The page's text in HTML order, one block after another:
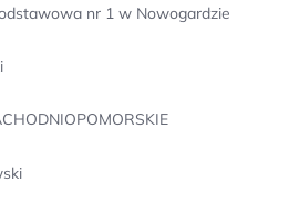
nr 1 w Nowogardzie